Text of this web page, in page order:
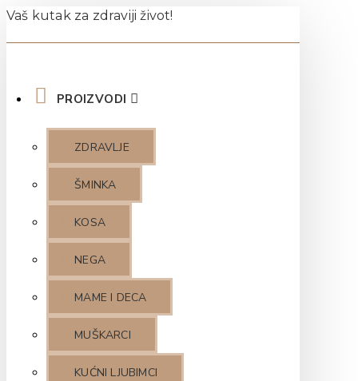
Vaš kutak za zdraviji život!
PROIZVODI
ZDRAVLJE
ŠMINKA
KOSA
NEGA
MAME I DECA
MUŠKARCI
KUĆNI LJUBIMCI